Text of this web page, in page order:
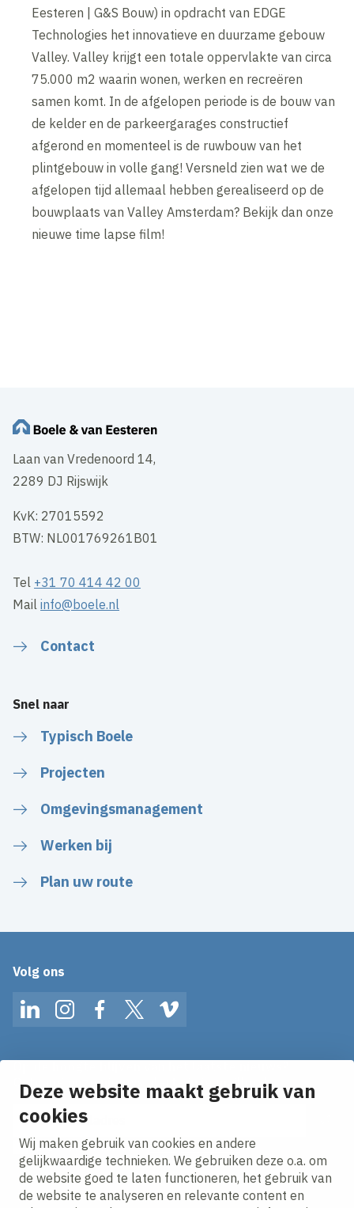
Deze website maakt gebruik van
cookies
Wij maken gebruik van cookies en andere
gelijkwaardige technieken. We gebruiken deze o.a. om
de website goed te laten functioneren, het gebruik van
de website te analyseren en relevante content en
Eesteren | G&S Bouw) in opdracht van EDGE
Technologies het innovatieve en duurzame gebouw
Valley. Valley krijgt een totale oppervlakte van circa
75.000 m2 waarin wonen, werken en recreëren
samen komt. In de afgelopen periode is de bouw van
de kelder en de parkeergarages constructief
afgerond en momenteel is de ruwbouw van het
plintgebouw in volle gang! Versneld zien wat we de
afgelopen tijd allemaal hebben gerealiseerd op de
bouwplaats van Valley Amsterdam? Bekijk dan onze
nieuwe time lapse film!
Laan van Vredenoord 14,
2289 DJ Rijswijk
KvK: 27015592
BTW: NL001769261B01
Tel +31 70 414 42 00
Mailinfo@boele.nl
Contact
Snel naar
Typisch Boele
Projecten
Omgevingsmanagement
Werken bij
Plan uw route
Volg ons
LinkedInInstagramFacebookTwitterVimeo
Ontvang onze nieuws alerts in je mailbox!
E-mailadres
Ik ga akkoord met hetprivacy statement.